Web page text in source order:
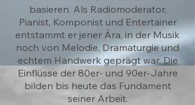
basieren. Als Radiomoderator,
Pianist, Komponist und Entertainer
entstammt er jener Ära, in der Musik
noch von Melodie, Dramaturgie und
echtem Handwerk geprägt war. Die
Einflüsse der 80er- und 90er-Jahre
bilden bis heute das Fundament
seiner Arbeit.